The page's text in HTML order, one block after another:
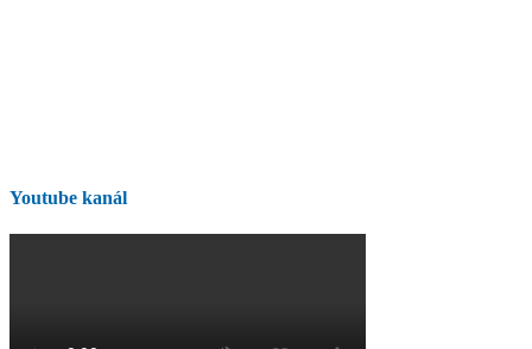
Youtube kanál